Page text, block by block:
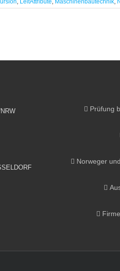
, LeitAttribute, Maschinenbautechnik,
Prüfung
Norweger